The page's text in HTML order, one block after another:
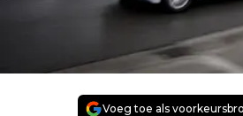
Voeg toe als